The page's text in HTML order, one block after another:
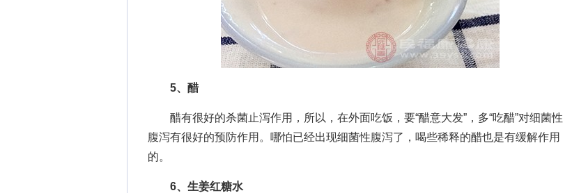
5、醋
醋有很好的杀菌止泻作用，所以，在外面吃饭，要“醋意大发”，多“吃醋”对细菌性
腹泻有很好的预防作用。哪怕已经出现细菌性腹泻了，喝些稀释的醋也是有缓解作用
的。
6、生姜红糖水